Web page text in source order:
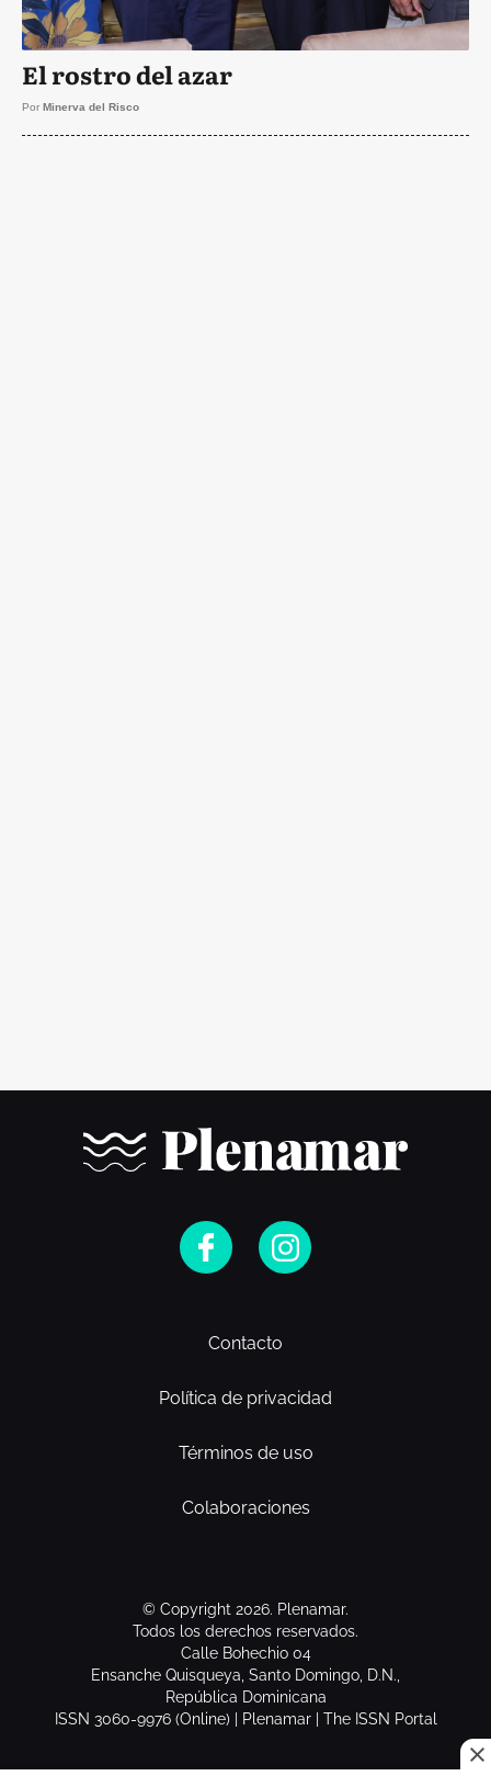
El rostro del azar
Por Minerva del Risco
Contacto
Política de privacidad
Términos de uso
Colaboraciones
© Copyright 2026. Plenamar.
Todos los derechos reservados.
Calle Bohechio 04
Ensanche Quisqueya, Santo Domingo, D.N.,
República Dominicana
ISSN 3060-9976 (Online) | Plenamar | The ISSN Portal